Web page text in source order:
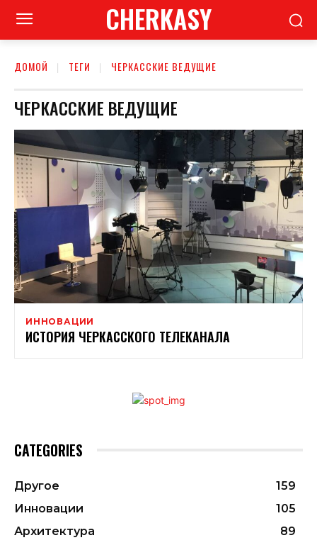
CHERKASY
ДОМОЙ ТЕГИ ЧЕРКАССКИЕ ВЕДУЩИЕ
ЧЕРКАССКИЕ ВЕДУЩИЕ
ИННОВАЦИИ
ИСТОРИЯ ЧЕРКАССКОГО ТЕЛЕКАНАЛА
CATEGORIES
Другое
159
Инновации
105
Архитектура
89